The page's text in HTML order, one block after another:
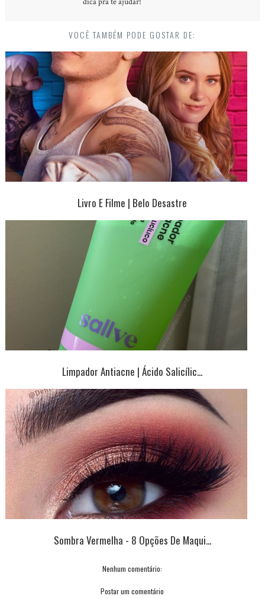
VOCÊ TAMBÉM PODE GOSTAR DE:
Livro E Filme | Belo Desastre
Limpador Antiacne | Ácido Salicílic...
Sombra Vermelha - 8 Opções De Maqui...
Nenhum comentário:
Postar um comentário